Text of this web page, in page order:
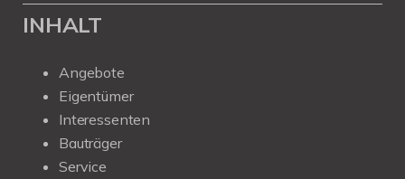
INHALT
Angebote
Eigentümer
Interessenten
Bauträger
Service